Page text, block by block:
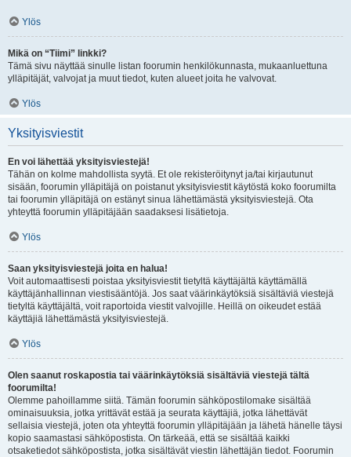
Ylös
Mikä on “Tiimi” linkki?
Tämä sivu näyttää sinulle listan foorumin henkilökunnasta, mukaanluettuna
ylläpitäjät, valvojat ja muut tiedot, kuten alueet joita he valvovat.
Ylös
Yksityisviestit
En voi lähettää yksityisviestejä!
Tähän on kolme mahdollista syytä. Et ole rekisteröitynyt ja/tai kirjautunut
sisään, foorumin ylläpitäjä on poistanut yksityisviestit käytöstä koko foorumilta
tai foorumin ylläpitäjä on estänyt sinua lähettämästä yksityisviestejä. Ota
yhteyttä foorumin ylläpitäjään saadaksesi lisätietoja.
Ylös
Saan yksityisviestejä joita en halua!
Voit automaattisesti poistaa yksityisviestit tietyltä käyttäjältä käyttämällä
käyttäjänhallinnan viestisääntöjä. Jos saat väärinkäytöksiä sisältäviä viestejä
tietyltä käyttäjältä, voit raportoida viestit valvojille. Heillä on oikeudet estää
käyttäjiä lähettämästä yksityisviestejä.
Ylös
Olen saanut roskapostia tai väärinkäytöksiä sisältäviä viestejä tältä
foorumilta!
Olemme pahoillamme siitä. Tämän foorumin sähköpostilomake sisältää
ominaisuuksia, jotka yrittävät estää ja seurata käyttäjiä, jotka lähettävät
sellaisia viestejä, joten ota yhteyttä foorumin ylläpitäjään ja lähetä hänelle täysi
kopio saamastasi sähköpostista. On tärkeää, että se sisältää kaikki
otsaketiedot sähköpostista, jotka sisältävät viestin lähettäjän tiedot. Foorumin